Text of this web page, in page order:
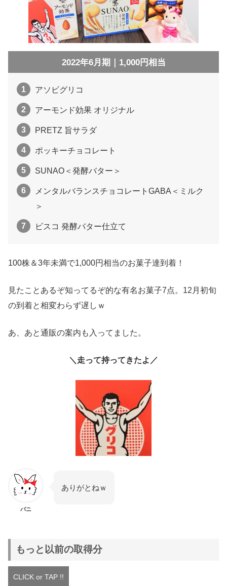
2022年6月期｜1,000円相当
アソビグリコ
アーモンド効果 オリジナル
PRETZ 旨サラダ
ポッキーチョコレート
SUNAO＜発酵バター＞
メンタルバランスチョコレートGABA＜ミルク
＞
ビスコ 発酵バター仕立て
100株＆3年未満で1,000円相当のお菓子達到着！
見たことあるぞ知ってるぞ的な有名お菓子7点。12月初旬
の到着と相変わらず遅しｗ
あ、あと通販の案内も入ってました。
＼走って持ってきたよ／
バニ
ありがとねｗ
もっと以前の取得分
CLICK or TAP !!